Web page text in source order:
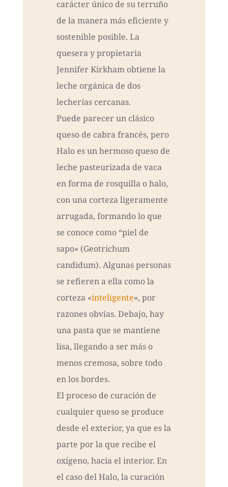
carácter único de su terruño
de la manera más eficiente y
sostenible posible. La
quesera y propietaria
Jennifer Kirkham obtiene la
leche orgánica de dos
lecherías cercanas.
Puede parecer un clásico
queso de cabra francés, pero
Halo es un hermoso queso de
leche pasteurizada de vaca
en forma de rosquilla o halo,
con una corteza ligeramente
arrugada, formando lo que
se conoce como “piel de
sapo» (Geotrichum
candidum). Algunas personas
se refieren a ella como la
corteza «inteligente«, por
razones obvias. Debajo, hay
una pasta que se mantiene
lisa, llegando a ser más o
menos cremosa, sobre todo
en los bordes.
El proceso de curación de
cualquier queso se produce
desde el exterior, ya que es la
parte por la que recibe el
oxígeno, hacia el interior. En
el caso del Halo, la curación